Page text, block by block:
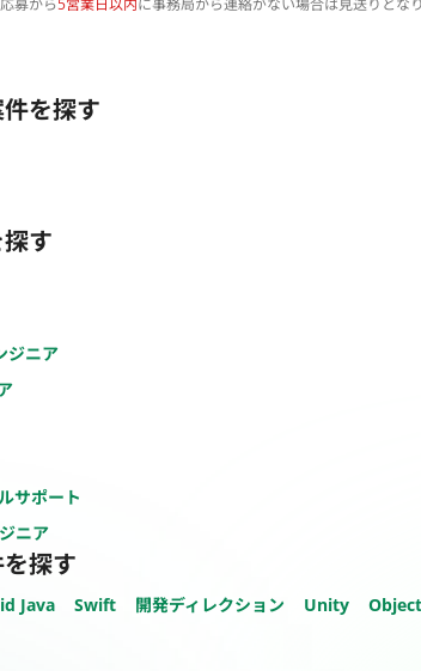
応募から5営業日以内に事務局から連絡がない場合は見送りとな
を探す
す
ジニア
サポート
ニア
探す
Java Swift 開発ディレクション Unity